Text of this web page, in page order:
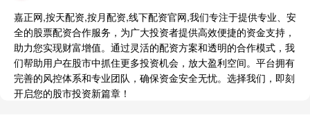
嘉正网,按天配资,按月配资,线下配资官网,我们专注于提供专业、安
全的股票配资合作服务，为广大投资者提供高效便捷的资金支持，
助力您实现财富增值。通过灵活的配资方案和透明的合作模式，我
们帮助用户在股市中抓住更多投资机会，放大盈利空间。平台拥有
完善的风控体系和专业团队，确保资金安全无忧。选择我们，即刻
开启您的股市投资新篇章！